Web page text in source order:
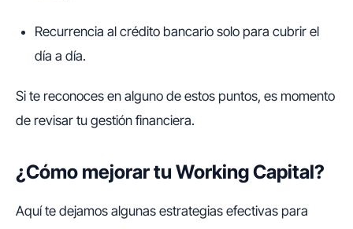
Recurrencia al crédito bancario solo para cubrir el
día a día.
Si te reconoces en alguno de estos puntos, es momento
de revisar tu gestión financiera.
¿Cómo mejorar tu Working Capital?
Aquí te dejamos algunas estrategias efectivas para